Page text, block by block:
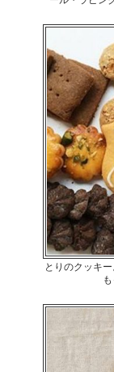
とりのクッキ